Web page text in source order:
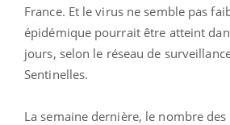
France. Et le virus ne semble pas
épidémique pourrait être atteint
jours, selon le réseau de
Sentinelles.
La semaine dernière, le nombre